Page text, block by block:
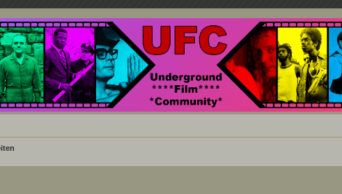
und ein Paradies für Cineasten und Filmsüchtige jenseits des Mainstreams.